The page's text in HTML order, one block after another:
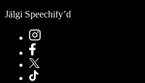
Jälgi Speechify’d